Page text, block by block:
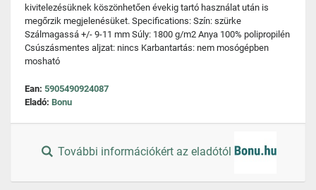
kivitelezésüknek köszönhetően évekig tartó használat után is
megőrzik megjelenésüket. Specifications: Szín: szürke
Szálmagassá +/- 9-11 mm Súly: 1800 g/m2 Anya 100% polipropilén
Csúszásmentes aljzat: nincs Karbantartás: nem mosógépben
mosható
Ean: 5905490924087
Eladó: Bonu
További információkért az eladótól